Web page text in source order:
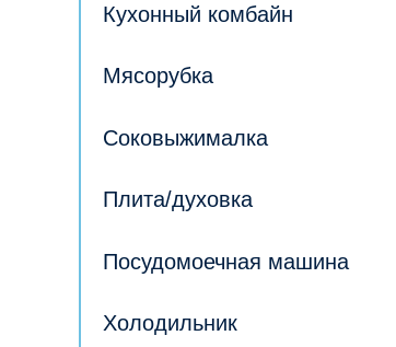
Кухонный комбайн
Мясорубка
Соковыжималка
Плита/духовка
Посудомоечная машина
Холодильник